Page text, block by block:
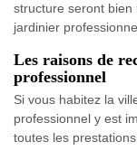
structure seront bien
jardinier
Les raisons de
professionnel
Si vous habitez la
professionnel y est
toutes les